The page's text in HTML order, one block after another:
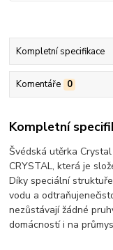
Kompletní specifikace
Komentáře 0
Kompletní
Švédská utěrka
CRYSTAL, která je
Díky speciální
vodu a odtraňuje
nezůstávají žádné
domácností i na